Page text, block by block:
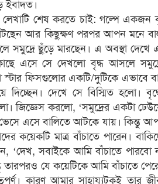
ইবাদত।
শেষ করতে চাই: গল্পে একজন
আর কিছুক্ষণ পরপর আপন মনে
সমুদ্রে ছুঁড়ে মারছেন। এ অবস্থা দেখে
এসে সে দেখলো বৃদ্ধ আসলে
ফিসগুলোর একটি/দুটিকে এভাবে
দিচ্ছেন। দেখে সে বিস্মিত হলো।
জিজ্ঞেস করলো, ‘সমুদ্রের একটা
এসে বালিতে আটকে যায়। কিন্তু
কয়েকটি মাত্র বাঁচাতে পারেন।
‘দেখ, সবাইকে আমি বাঁচাতে পারবো
যে কয়েটিকে আমি বাঁচাতে
কারণ আমার সাহায্যটুকুই তার